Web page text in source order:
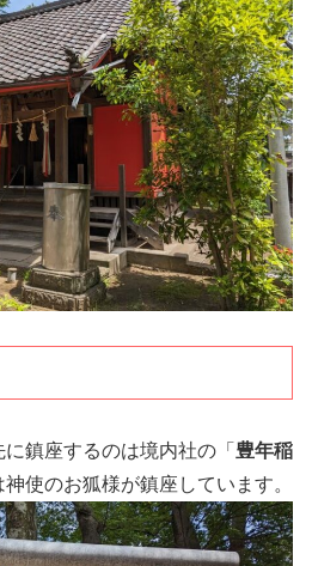
鎮座するのは境内社の「 豊年稲
使のお狐様が鎮座しています。